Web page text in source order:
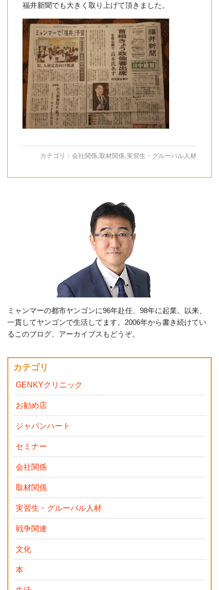
福井新聞でも大きく取り上げて頂きました。
カテゴリ： 会社関係 取材関係 実習生・グルーバル人材
ミャンマーの都市ヤンゴンに96年赴任、98年に起業。以来、
一貫してヤンゴンで生活してます。2006年から書き続けてい
るこのブログ、アーカイブスもどうぞ。
カテゴリ
GENKYクリニック
お勧め店
ジャパンハート
セミナー
会社関係
取材関係
実習生・グルーバル人材
戦争関連
文化
本